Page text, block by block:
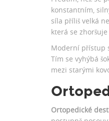
konstantním,
síla příliš velká
která se
Moderní přístup
Tím se vyhýbá
mezi starými
Ortopedické